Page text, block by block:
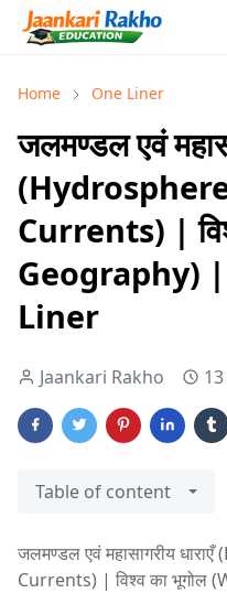
Home One Liner
जलमण्डल एवं
Currents) |
Geography) |
Liner
Jaankari Rakho
Table of content
जलमण्डल एवं महासागरीय
Currents) | विश्व का भूगोल